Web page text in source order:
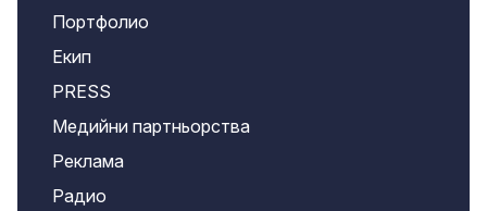
Портфолио
Екип
PRESS
Медийни партньорства
Реклама
Радио